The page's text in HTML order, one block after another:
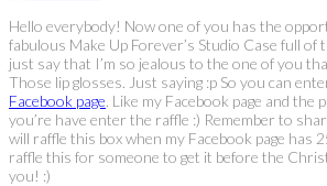
Hello everybody! Now one of you has the
fabulous Make Up Forever’s Studio Case full of
just say that I’m so jealous to the one of you
Those lip glosses. Just saying :p So you can
Facebook page. Like my Facebook page and the
you’re have enter the raffle :) Remember to
will raffle this box when my Facebook page has
raffle this for someone to get it before the
you! :)